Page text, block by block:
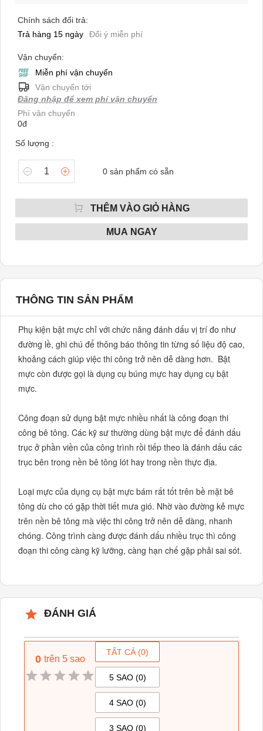
Chính sách đổi trả:
Trả hàng 15 ngày
Đổi ý miễn phí
Vận chuyển:
Miễn phí vận chuyển
Vận chuyển tới
Đăng nhập để xem phí vận chuyển
Phí vận chuyển
0đ
Số lượng :
0 sản phẩm có sẵn
THÊM VÀO GIỎ HÀNG
MUA NGAY
THÔNG TIN SẢN PHẨM
Phụ kiện bật mực chỉ với chức năng đánh dấu vị trí đo như
đường lề, ghi chú để thông báo thông tin từng số liệu độ cao,
khoảng cách giúp việc thi công trở nên dễ dàng hơn.  Bật
mực còn được gọi là dụng cụ búng mực hay dụng cụ bật
mực.
Công đoạn sử dụng bật mực nhiều nhất là công đoạn thi
công bê tông. Các kỹ sư thường dùng bật mực để đánh dấu
trục ở phần viền của công trình rồi tiếp theo là đánh dấu các
trục bên trong nền bê tông lót hay trong nền thực địa.
Loại mực của dụng cụ bật mực bám rất tốt trên bề mặt bê
tông dù cho có gặp thời tiết mưa gió. Nhờ vào đường kẻ mực
trên nền bê tông mà việc thi công trở nên dễ dàng, nhanh
chóng. Công trình càng được đánh dấu nhiều trục thì công
đoạn thi công càng kỹ lưỡng, càng hạn chế gặp phải sai sót.
ĐÁNH GIÁ
0 trên 5 sao
TẤT CẢ (0)
5 SAO (0)
4 SAO (0)
3 SAO (0)